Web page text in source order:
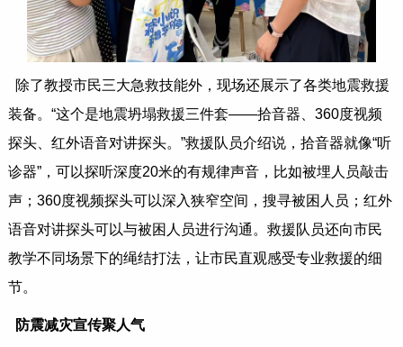
除了教授市民三大急救技能外，现场还展示了各类地震救援
装备。“这个是地震坍塌救援三件套——拾音器、360度视频
探头、红外语音对讲探头。”救援队员介绍说，拾音器就像“听
诊器”，可以探听深度20米的有规律声音，比如被埋人员敲击
声；360度视频探头可以深入狭窄空间，搜寻被困人员；红外
语音对讲探头可以与被困人员进行沟通。救援队员还向市民
教学不同场景下的绳结打法，让市民直观感受专业救援的细
节。
防震减灾宣传聚人气